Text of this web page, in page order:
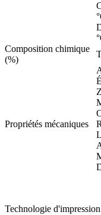
Composition chimique
(%)
Propriétés mécaniques
Technologie